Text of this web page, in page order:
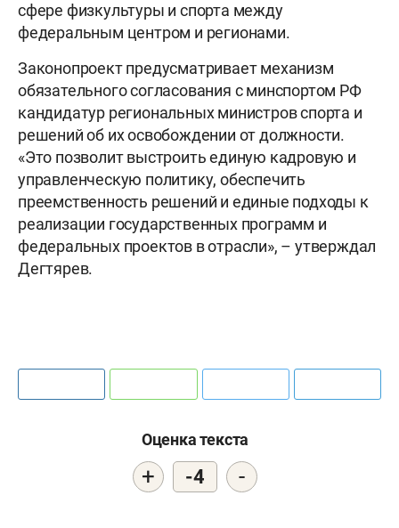
сфере физкультуры и спорта между
федеральным центром и регионами.
Законопроект предусматривает механизм
обязательного согласования с минспортом РФ
кандидатур региональных министров спорта и
решений об их освобождении от должности.
«Это позволит выстроить единую кадровую и
управленческую политику, обеспечить
преемственность решений и единые подходы к
реализации государственных программ и
федеральных проектов в отрасли», – утверждал
Дегтярев.
Оценка текста
+ -4 -